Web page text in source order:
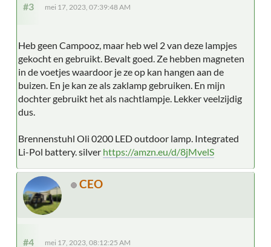
#3 mei 17, 2023, 07:39:48 AM
Heb geen Campooz, maar heb wel 2 van deze lampjes
gekocht en gebruikt. Bevalt goed. Ze hebben magneten
in de voetjes waardoor je ze op kan hangen aan de
buizen. En je kan ze als zaklamp gebruiken. En mijn
dochter gebruikt het als nachtlampje. Lekker veelzijdig
dus.
Brennenstuhl Oli 0200 LED outdoor lamp. Integrated
Li-Pol battery. silver https://amzn.eu/d/8jMvelS
CEO
#4 mei 17, 2023, 08:12:25 AM